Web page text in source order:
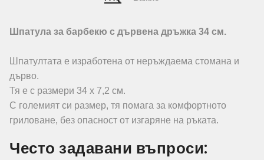
Шпатула за барбекю с дървена дръжка 34 см.
Шпатултата е изработена от неръждаема стомана и
дърво.
Тя е с размери 34 х 7,2 см.
С големият си размер, тя помага за комфортното
гриловане, без опасност от изгаряне на ръката.
Често задавани въпроси: